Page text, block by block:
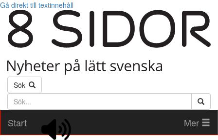
Gå direkt till textinnehåll
Sök
Söktext
Start
Mer